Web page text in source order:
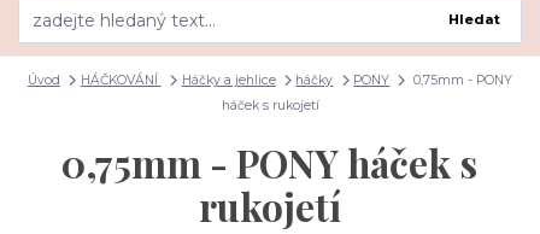
Hledat
Úvod HÁČKOVÁNÍ Háčky a jehlice háčky PONY
0,75mm - PONY
háček s rukojetí
0,75mm - PONY háček s
rukojetí